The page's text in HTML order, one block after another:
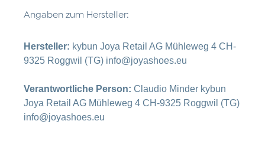
Angaben zum Hersteller:
Hersteller: kybun Joya Retail AG Mühleweg 4 CH-
9325 Roggwil (TG) info@joyashoes.eu
Verantwortliche Person: Claudio Minder kybun
Joya Retail AG Mühleweg 4 CH-9325 Roggwil (TG)
info@joyashoes.eu